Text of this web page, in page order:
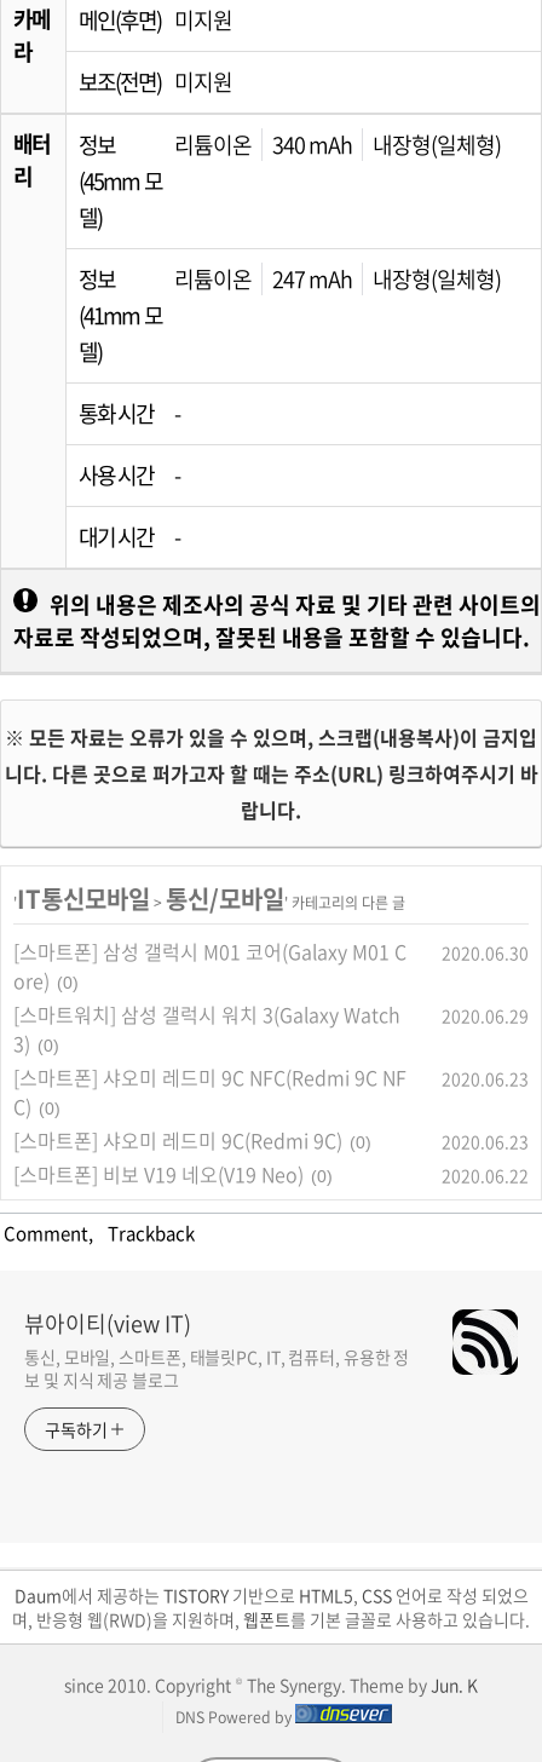
카메
라
메인(후면) 미지원
보조(전면) 미지원
배터
리
정보
(45mm 모
델)
리튬이온 340 mAh 내장형(일체형)
정보
(41mm 모
델)
리튬이온 247 mAh 내장형(일체형)
통화 시간
-
사용 시간
-
대기 시간
-
위의 내용은 제조사의 공식 자료 및 기타 관련 사이트의
자료로 작성되었으며, 잘못된 내용을 포함할 수 있습니다.
※ 모든 자료는 오류가 있을 수 있으며, 스크랩(내용복사)이 금지입
니다. 다른 곳으로 퍼가고자 할 때는 주소(URL) 링크하여주시기 바
랍니다.
'IT통신모바일 > 통신/모바일' 카테고리의 다른 글
[스마트폰] 삼성 갤럭시 M01 코어(Galaxy M01 C
ore) (0)
2020.06.30
[스마트워치] 삼성 갤럭시 워치 3(Galaxy Watch
3) (0)
2020.06.29
[스마트폰] 샤오미 레드미 9C NFC(Redmi 9C NF
C) (0)
2020.06.23
[스마트폰] 샤오미 레드미 9C(Redmi 9C) (0) 2020.06.23
[스마트폰] 비보 V19 네오(V19 Neo) (0) 2020.06.22
Comment, Trackback
뷰아이티(view IT)
통신, 모바일, 스마트폰, 태블릿PC, IT, 컴퓨터, 유용한 정
보 및 지식 제공 블로그
구독하기
Daum에서 제공하는 TISTORY기반으로 HTML5 CSS언어로 작성 되었으
며, 반응형 웹(RWD)을 지원하며, 웹폰트를 기본 글꼴로 사용하고 있습니다.
since 2010. Copyright © The Synergy. Theme by Jun. K
DNS Powered by